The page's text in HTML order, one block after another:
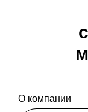
О компании